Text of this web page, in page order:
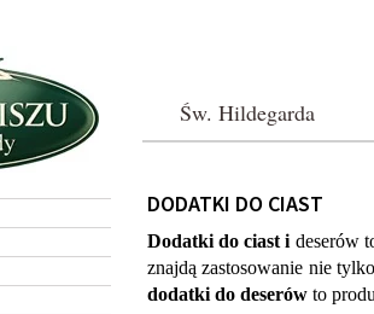
Św. Hildegarda
DODATKI DO CIAST
Dodatki do ciast i deserów
dodatki do deserów to